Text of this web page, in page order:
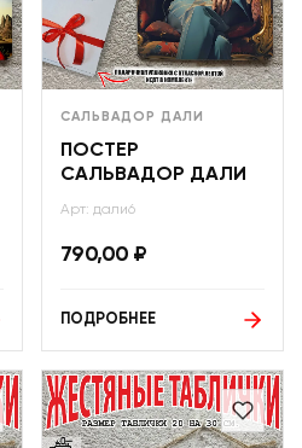
САЛЬВАДОР ДАЛИ
ПОСТЕР
САЛЬВАДОР ДАЛИ
Арт: дали6
790,00 ₽
ПОДРОБНЕЕ